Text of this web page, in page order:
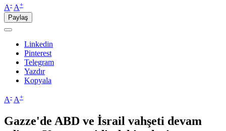
A- A+
Paylaş
Linkedin
Pinterest
Telegram
Yazdır
Kopyala
A- A+
​Gazze'de ABD ve İsrail vahşeti devam